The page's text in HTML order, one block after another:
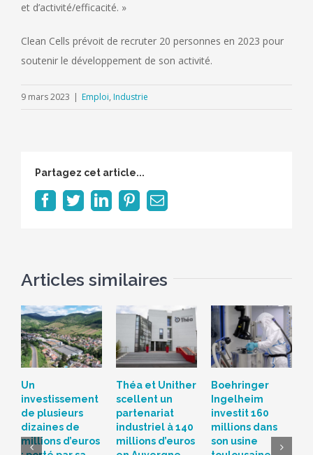
et d’activité/efficacité. »
Clean Cells prévoit de recruter 20 personnes en 2023 pour
soutenir le développement de son activité.
9 mars 2023 | Emploi, Industrie
Partagez cet article...
Facebook
TwitterLinkedInPinterest
Email
Articles similaires
Un
investissement
de plusieurs
dizaines de
millions d’euros
Théa et Unither
scellent un
partenariat
industriel à 140
millions d’euros
Boehringer
Ingelheim
investit 160
millions dans
son usine